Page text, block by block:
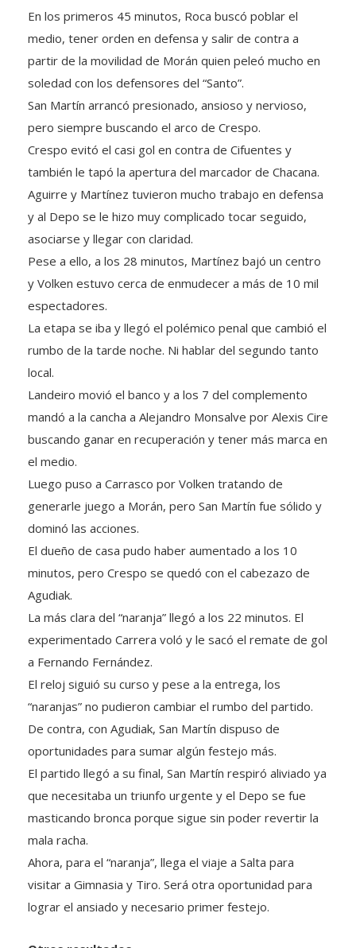
medio, tener orden en defensa y salir de contra a
partir de la movilidad de Morán quien peleó mucho en
soledad con los defensores del “Santo”.
San Martín arrancó presionado, ansioso y nervioso,
pero siempre buscando el arco de Crespo.
Crespo evitó el casi gol en contra de Cifuentes y
también le tapó la apertura del marcador de Chacana.
Aguirre y Martínez tuvieron mucho trabajo en defensa
y al Depo se le hizo muy complicado tocar seguido,
asociarse y llegar con claridad.
Pese a ello, a los 28 minutos, Martínez bajó un centro
y Volken estuvo cerca de enmudecer a más de 10 mil
espectadores.
La etapa se iba y llegó el polémico penal que cambió el
rumbo de la tarde noche. Ni hablar del segundo tanto
local.
Landeiro movió el banco y a los 7 del complemento
mandó a la cancha a Alejandro Monsalve por Alexis Cire
buscando ganar en recuperación y tener más marca en
el medio.
Luego puso a Carrasco por Volken tratando de
generarle juego a Morán, pero San Martín fue sólido y
dominó las acciones.
El dueño de casa pudo haber aumentado a los 10
minutos, pero Crespo se quedó con el cabezazo de
Agudiak.
La más clara del “naranja” llegó a los 22 minutos. El
experimentado Carrera voló y le sacó el remate de gol
a Fernando Fernández.
El reloj siguió su curso y pese a la entrega, los
“naranjas” no pudieron cambiar el rumbo del partido.
De contra, con Agudiak, San Martín dispuso de
oportunidades para sumar algún festejo más.
El partido llegó a su final, San Martín respiró aliviado ya
que necesitaba un triunfo urgente y el Depo se fue
masticando bronca porque sigue sin poder revertir la
mala racha.
Ahora, para el “naranja”, llega el viaje a Salta para
visitar a Gimnasia y Tiro. Será otra oportunidad para
lograr el ansiado y necesario primer festejo.